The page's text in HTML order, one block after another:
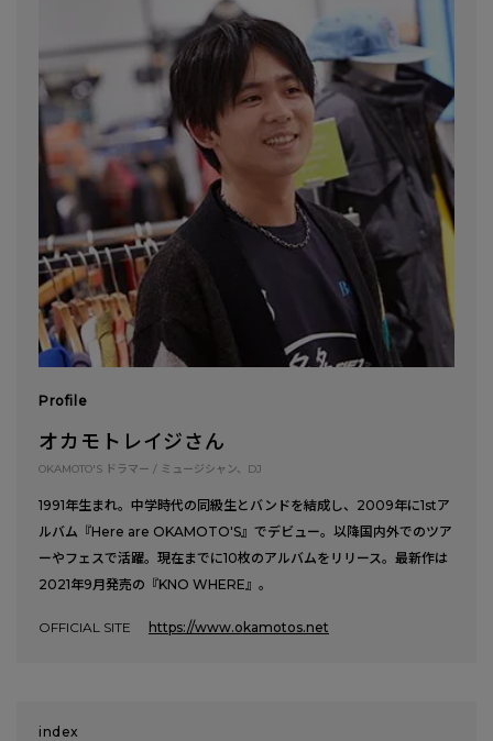
Profile
オカモトレイジさん
OKAMOTO'S ドラマー / ミュージシャン、DJ
1991年生まれ。中学時代の同級生とバンドを結成し、2009年に1stア
ルバム『Here are OKAMOTO'S』でデビュー。以降国内外でのツア
ーやフェスで活躍。現在までに10枚のアルバムをリリース。最新作は
2021年9月発売の『KNO WHERE』。
OFFICIAL SITE https://www.okamotos.net
index